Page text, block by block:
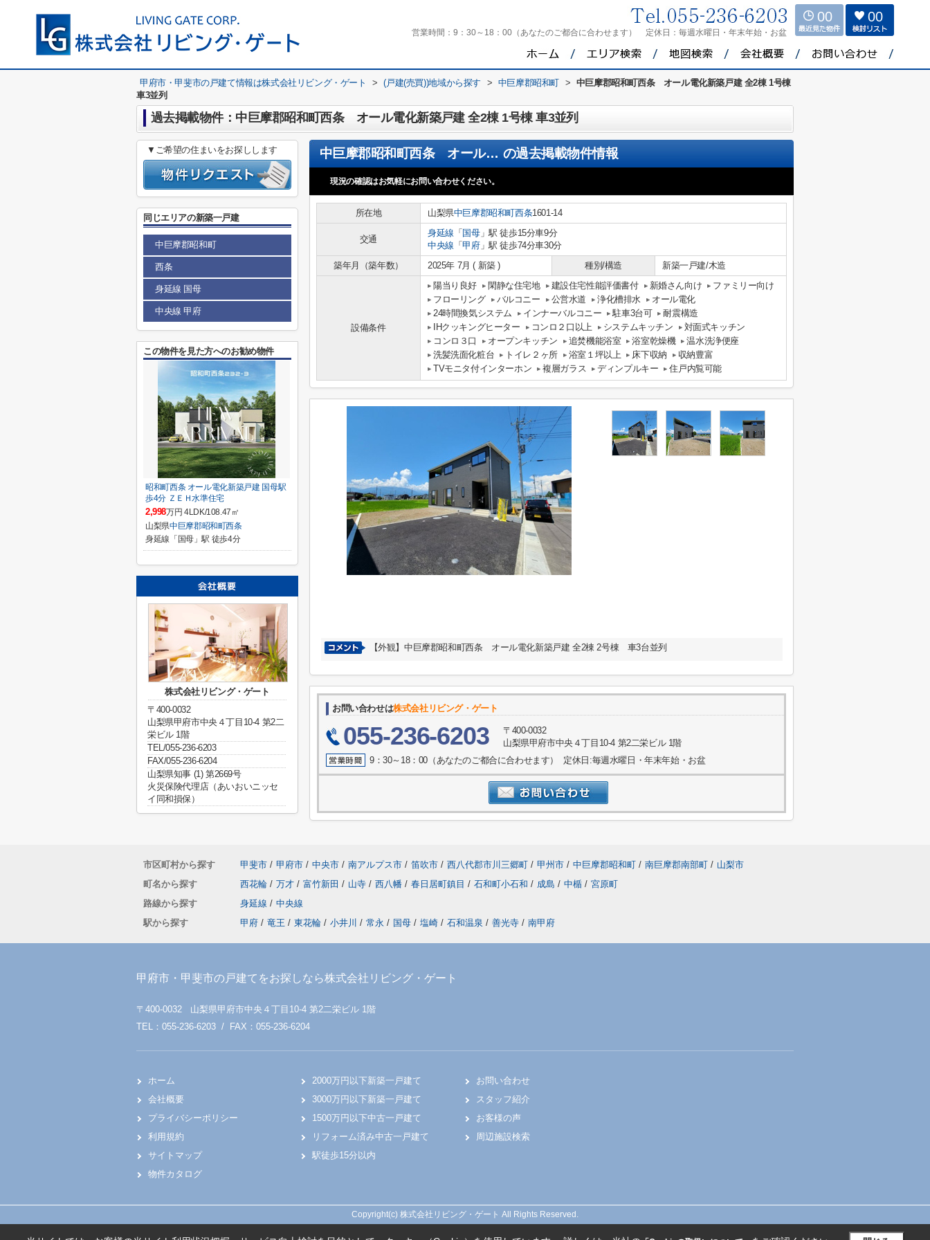
営業時間： 9：30～18：00（あなたのご都合に合わせます） 定休日： 毎週水曜日・年末年始・お盆
00 00
甲府市・甲斐市の戸建て情報は株式会社リビング・ゲート > (戸建(売買))地域から探す > 中巨摩郡昭和町 > 中巨摩郡昭和町西条 オール電化新築戸建 全2棟 1号棟
車3並列
過去掲載物件：中巨摩郡昭和町西条 オール電化新築戸建 全2棟 1号棟 車3並列
中巨摩郡昭和町西条 オール電化新築戸建 全2棟 1号棟 車3並列 の過去掲載物件情報
現況の確認はお気軽にお問い合わせください。
所在地 山梨県中巨摩郡昭和町西条1601-14
交通
身延線 「 国母」駅 徒歩15分車9分
中央線 「甲府」駅 徒歩74分車30分
築年月（築年数）
2025年 7月 ( 新築 ) 種別/構造 新築一戸建/木造
設備条件
陽当り良好 閑静な住宅地 建設住宅性能評価書付 新婚さん向け
ファミリー向け
フローリング
バルコニー 公営水道 浄化槽排水
オール電化
24時間換気システム
インナーバルコニー 駐車3台可
耐震構造
IHクッキングヒーター
コンロ２口以上 システムキッチン
対面式キッチン
コンロ３口
オープンキッチン 追焚機能浴室 浴室乾燥機
温水洗浄便座
洗髪洗面化粧台
トイレ２ヶ所 浴室１坪以上 床下収納
収納豊富
TVモニタ付インターホン
複層ガラス ディンプルキー 住戸内覧可能
【外観】中巨摩郡昭和町西条 オール電化新築戸建 全2棟 2号棟 車3台並列
お問い合わせは株式会社リビング・ゲート
055-236-6203
〒400-0032
山梨県甲府市中央４丁目10-4 第2二栄ビル 1階
9：30～18：00（あなたのご都合に合わせます） 定休日:毎週水曜日・年末年始・お盆
▼ご希望の住まいをお探しします
同じエリアの新築一戸建
中巨摩郡昭和町
西条
身延線 国母
中央線 甲府
この物件を見た方へのお勧め物件
昭和町西条 オール電化新築戸建 国母駅
歩4分 ＺＥＨ水準住宅
2,998万円 4LDK/108.47㎡
山梨県中巨摩郡昭和町西条
身延線「国母」駅 徒歩4分
株式会社リビング・ゲート
〒400-0032
山梨県甲府市中央４丁目10-4 第2二
栄ビル 1階
TEL/055-236-6203
FAX/055-236-6204
山梨県知事 (1) 第2669号
火災保険代理店（あいおいニッセ
イ同和損保）
市区町村から探す 甲斐市 / 甲府市 / 中央市 / 南アルプス市 / 笛吹市 / 西八代郡市川三郷町 / 甲州市 / 中巨摩郡昭和町 / 南巨摩郡南部町 / 山梨市
町名から探す
西花輪 / 万才 / 富竹新田 / 山寺 / 西八幡 / 春日居町鎮目 / 石和町小石和 / 成島 / 中楯 / 宮原町
路線から探す
身延線 / 中央線
駅から探す
甲府 / 竜王 / 東花輪 / 小井川 / 常永 / 国母 / 塩崎 / 石和温泉 / 善光寺 / 南甲府
甲府市・甲斐市の戸建てをお探しなら株式会社リビング・ゲート
〒400-0032 山梨県甲府市中央４丁目10-4 第2二栄ビル 1階
TEL：055-236-6203 / FAX：055-236-6204
ホーム
会社概要
プライバシーポリシー
利用規約
サイトマップ
物件カタログ
2000万円以下新築一戸建て
3000万円以下新築一戸建て
1500万円以下中古一戸建て
リフォーム済み中古一戸建て
駅徒歩15分以内
お問い合わせ
スタッフ紹介
お客様の声
周辺施設検索
Copyright(c) 株式会社リビング・ゲート All Rights Reserved.